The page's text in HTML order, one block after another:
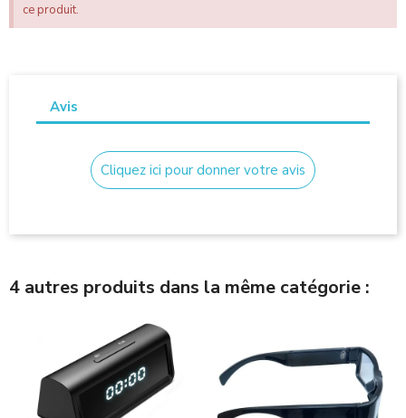
ce produit.
Avis
Cliquez ici pour donner votre avis
4 autres produits dans la même catégorie :